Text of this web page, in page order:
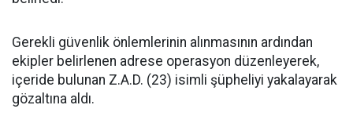
Gerekli güvenlik önlemlerinin alınmasının ardından
ekipler belirlenen adrese operasyon düzenleyerek,
içeride bulunan Z.A.D. (23) isimli şüpheliyi yakalayarak
gözaltına aldı.